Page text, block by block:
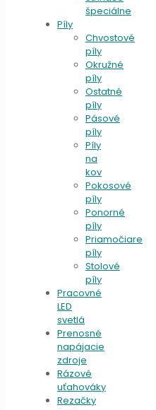
špeciálne
Píly
Chvostové
píly
Okružné
píly
Ostatné
píly
Pásové
píly
Píly
na
kov
Pokosové
píly
Ponorné
píly
Priamočiare
píly
Stolové
píly
Pracovné
LED
svetlá
Prenosné
napájacie
zdroje
Rázové
uťahováky
Rezačky